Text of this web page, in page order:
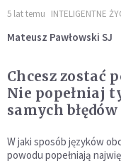
5 lat temu INTELIGENTNE
Mateusz Pawłowski SJ
Chcesz zostać
Nie popełniaj
samych błędów
W jaki sposób języków
powodu popełniają